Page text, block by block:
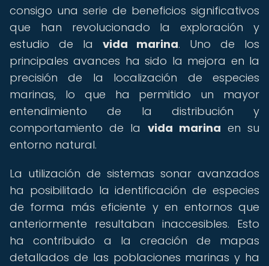
consigo una serie de beneficios significativos
que han revolucionado la exploración y
estudio de la vida marina. Uno de los
principales avances ha sido la mejora en la
precisión de la localización de especies
marinas, lo que ha permitido un mayor
entendimiento de la distribución y
comportamiento de la vida marina en su
entorno natural.
La utilización de sistemas sonar avanzados
ha posibilitado la identificación de especies
de forma más eficiente y en entornos que
anteriormente resultaban inaccesibles. Esto
ha contribuido a la creación de mapas
detallados de las poblaciones marinas y ha